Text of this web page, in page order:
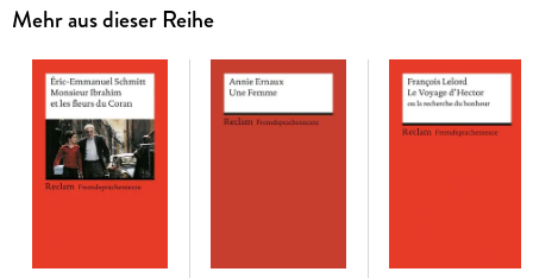
abspielende Haremsgeschichte ist ausgeklammert) aus dem
satirisch-kritischen Briefroman ermöglicht den ersten
Zugang zu einem Schlüsseltext der französischen Aufklärung.
Französische Lektüre: Niveau C1. Inhaltliche Stichworte:
Briefroman · Fremdperspektive · Aufklärung
Mehr aus dieser Reihe